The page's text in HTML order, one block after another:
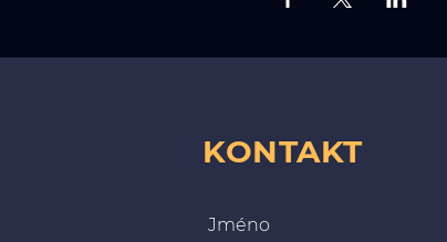
KONTAKT
Jméno